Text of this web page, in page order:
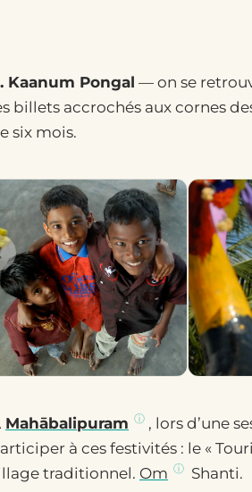
Kaanum Pongal — on se
billets accrochés aux cornes
six mois.
Mahābalipuram
, lors d’une
à ces festivités : le «
traditionnel. Om Shanti.